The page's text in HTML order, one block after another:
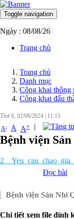
Toggle navigation
Ngày : 08/08/26
Trang chủ
Trang chủ
Danh mục
Công khai thông
Công khai đấu
Thứ 6, 02/08/2024
11:15
A- A A+ |
Bệnh viện
Đọc bài
Bệnh viện Sản Nhi
Chi tiết xem file đính